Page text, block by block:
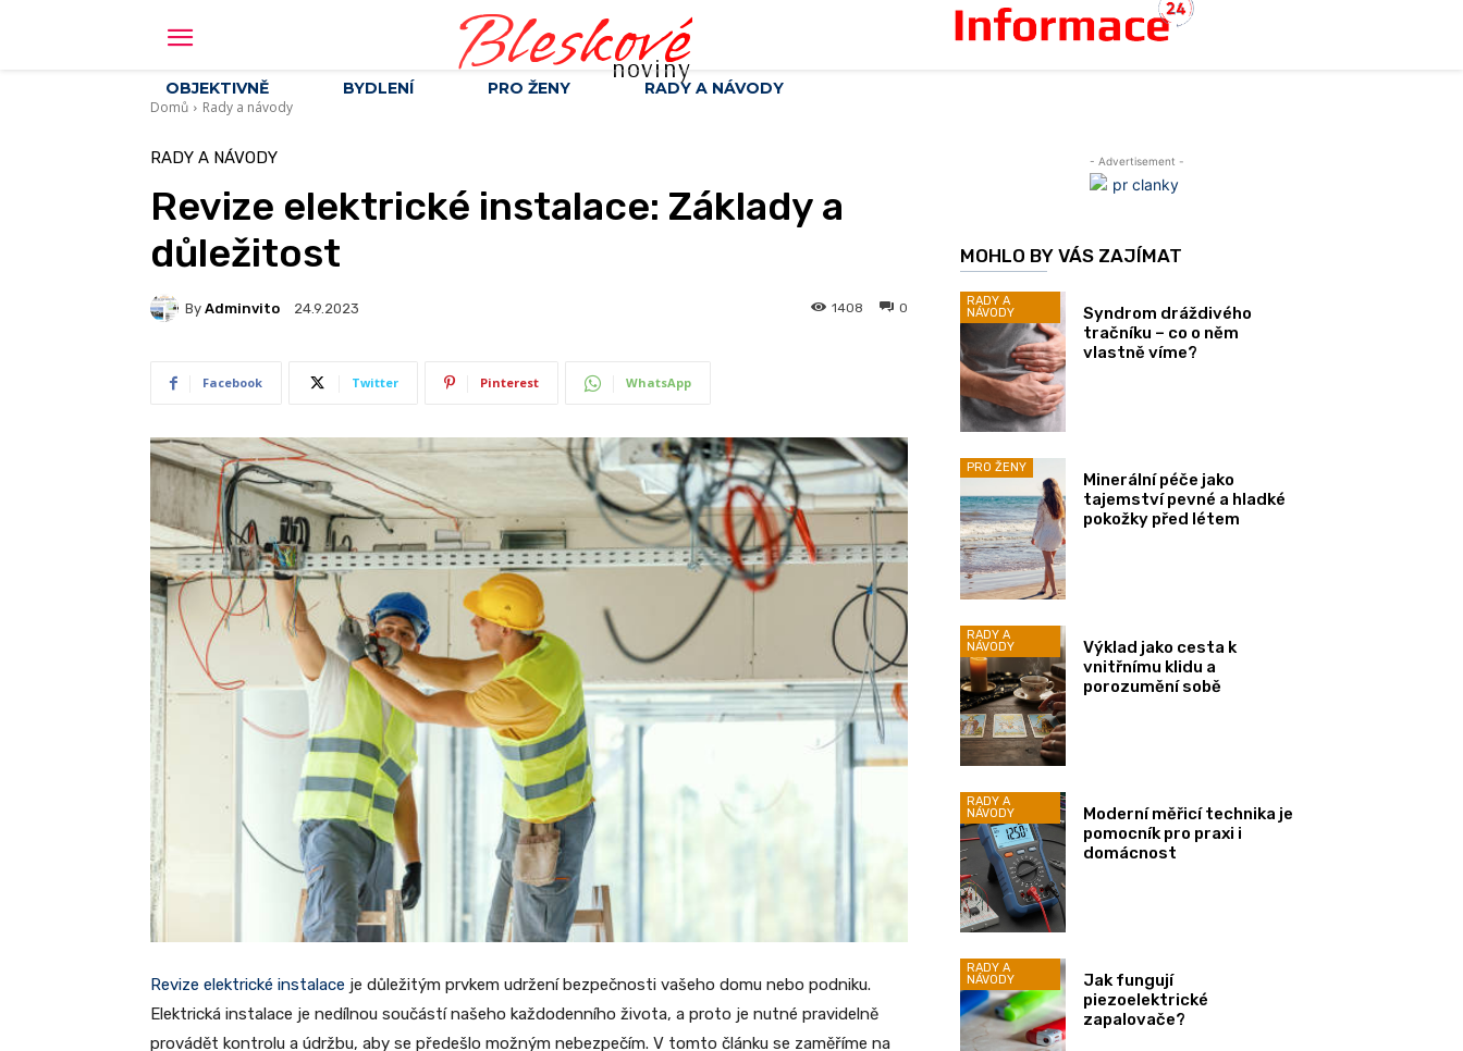
Bleskové
noviny
OBJEKTIVNĚ BYDLENÍ PRO ŽENY RADY A NÁVODY
Domů Rady a návody
RADY A NÁVODY
Revize elektrické instalace: Základy a
důležitost
By Adminvito 24.9.2023 0
1408
Facebook Twitter Pinterest WhatsApp
Revize elektrické instalace je důležitým prvkem udržení bezpečnosti vašeho domu nebo podniku.
Elektrická instalace je nedílnou součástí našeho každodenního života, a proto je nutné pravidelně
provádět kontrolu a údržbu, aby se předešlo možným nebezpečím. V tomto článku se zaměříme na
- Advertisement -
MOHLO BY VÁS ZAJÍMAT
RADY A
NÁVODY
Syndrom dráždivého
tračníku – co o něm
vlastně víme?
PRO ŽENY
Minerální péče jako
tajemství pevné a hladké
pokožky před létem
RADY A
NÁVODY
Výklad jako cesta k
vnitřnímu klidu a
porozumění sobě
RADY A
NÁVODY
Moderní měřicí technika je
pomocník pro praxi i
domácnost
RADY A
NÁVODY
Jak fungují
piezoelektrické
zapalovače?